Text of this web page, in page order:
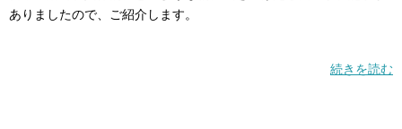
ありましたので、ご紹介します。
続きを読む